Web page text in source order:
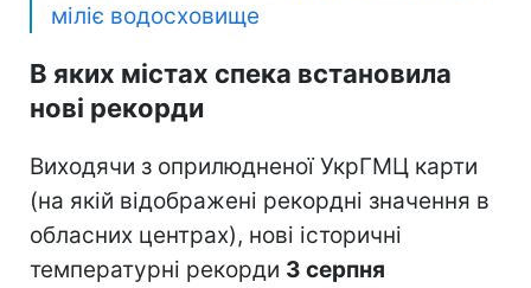
міліє водосховище
В яких містах спека встановила
нові рекорди
Виходячи з оприлюдненої УкрГМЦ карти
(на якій відображені рекордні значення в
обласних центрах), нові історичні
температурні рекорди 3 серпня